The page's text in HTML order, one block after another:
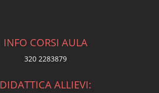
INFO CORSI AULA
320 2283879
DIDATTICA ALLIEVI: